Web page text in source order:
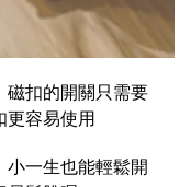
磁扣的開關只需要
容易使用
一生也能輕鬆開